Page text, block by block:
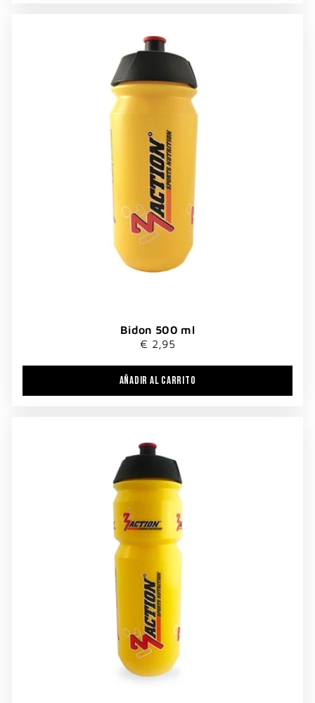
Bidon 500 ml
€ 2,95
AÑADIR AL CARRITO